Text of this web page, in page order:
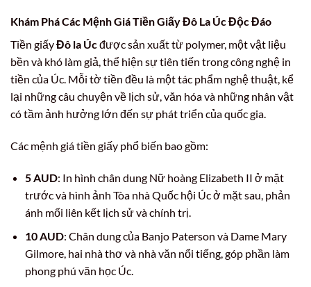
Khám Phá Các Mệnh Giá Tiền Giấy Đô La Úc Độc Đáo
Tiền giấyĐô la Úcđược sản xuất từ polymer, một vật liệu
bền và khó làm giả, thể hiện sự tiên tiến trong công nghệ in
tiền của Úc. Mỗi tờ tiền đều là một tác phẩm nghệ thuật, kể
lại những câu chuyện về lịch sử, văn hóa và những nhân vật
có tầm ảnh hưởng lớn đến sự phát triển của quốc gia.
Các mệnh giá tiền giấy phổ biến bao gồm:
5 AUD: In hình chân dung Nữ hoàng Elizabeth II ở mặt
trước và hình ảnh Tòa nhà Quốc hội Úc ở mặt sau, phản
ánh mối liên kết lịch sử và chính trị.
10 AUD: Chân dung của Banjo Paterson và Dame Mary
Gilmore, hai nhà thơ và nhà văn nổi tiếng, góp phần làm
phong phú văn học Úc.